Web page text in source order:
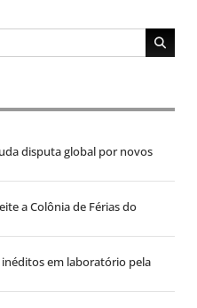
disputa global por novos
a Colônia de Férias do
em laboratório pela